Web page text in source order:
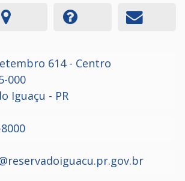
614 - Centro
000
Iguaçu - PR